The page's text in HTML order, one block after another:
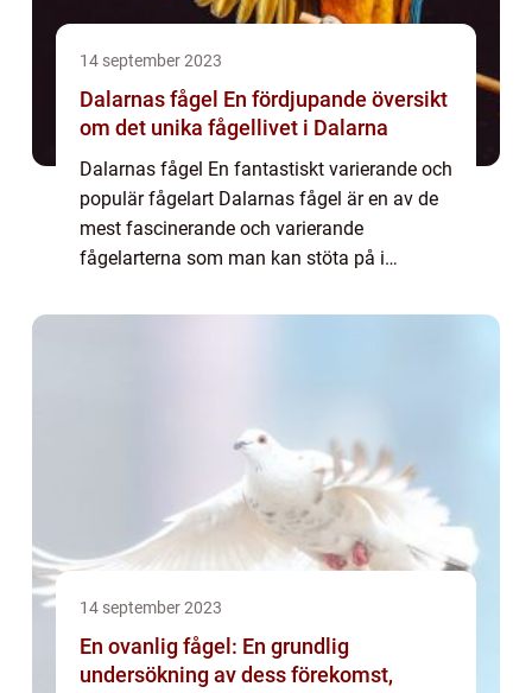
14 september 2023
Dalarnas fågel En fördjupande översikt
om det unika fågellivet i Dalarna
Dalarnas fågel En fantastiskt varierande och
populär fågelart Dalarnas fågel är en av de
mest fascinerande och varierande
fågelarterna som man kan stöta på i
är Dalarna ett paradis för fågelentusiaster
14 september 2023
En ovanlig fågel: En grundlig
undersökning av dess förekomst,